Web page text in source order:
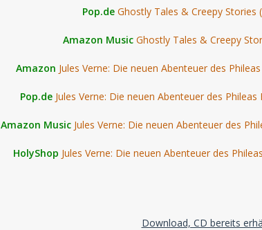
Pop.de Ghostly Tales & Creepy Stories
Amazon Music Ghostly Tales & Creepy
Amazon Jules Verne: Die neuen Abenteuer des
Pop.de Jules Verne: Die neuen Abenteuer des
Amazon Music Jules Verne: Die neuen Abenteuer des
HolyShop Jules Verne: Die neuen Abenteuer des
Download, CD bereits